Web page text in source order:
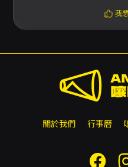
我
關於我們 行事曆